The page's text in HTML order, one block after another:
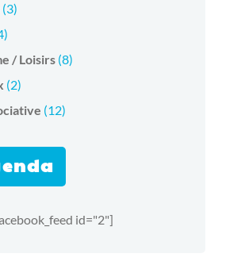
(3)
/ Loisirs (8)
(2)
(12)
id="2"]